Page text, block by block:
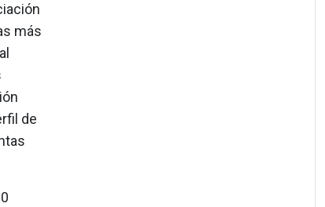
más
de